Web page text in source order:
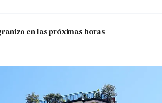
en las próximas horas